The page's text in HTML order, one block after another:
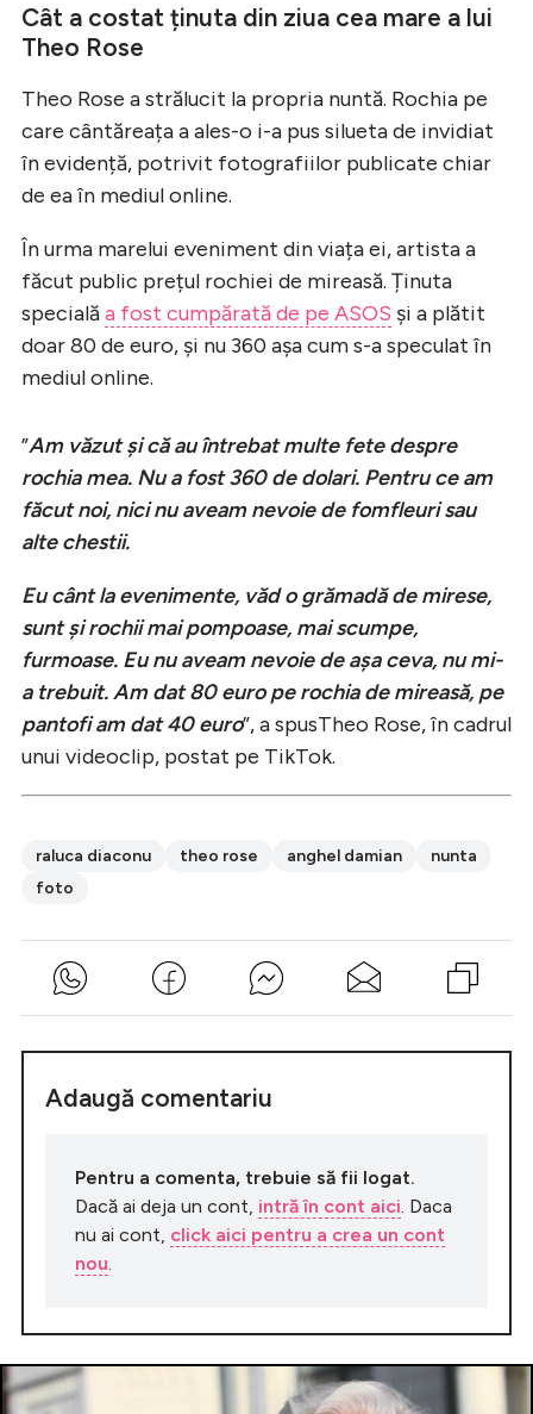
Cât a costat ținuta din ziua cea mare a lui
Theo Rose
Theo Rose a strălucit la propria nuntă. Rochia pe
care cântăreața a ales-o i-a pus silueta de invidiat
în evidență, potrivit fotografiilor publicate chiar
de ea în mediul online.
În urma marelui eveniment din viața ei, artista a
făcut public prețul rochiei de mireasă. Ținuta
specialăa fost cumpărată de pe ASOS și a plătit
doar 80 de euro, și nu 360 așa cum s-a speculat în
mediul online.
”Am văzut și că au întrebat multe fete despre
rochia mea. Nu a fost 360 de dolari. Pentru ce am
făcut noi, nici nu aveam nevoie de fomfleuri sau
alte chestii.
Eu cânt la evenimente, văd o grămadă de mirese,
sunt și rochii mai pompoase, mai scumpe,
furmoase. Eu nu aveam nevoie de așa ceva, nu mi-
a trebuit. Am dat 80 euro pe rochia de mireasă, pe
pantofi am dat 40 euro”, a spusTheo Rose, în cadrul
unui videoclip, postat pe TikTok.
raluca diaconu theo rose anghel damian
nunta
foto
Adaugă comentariu
Pentru a comenta, trebuie să fii logat.
Dacă ai deja un cont, intră în cont aici . Daca
nu ai cont, click aici pentru a crea un cont
nou